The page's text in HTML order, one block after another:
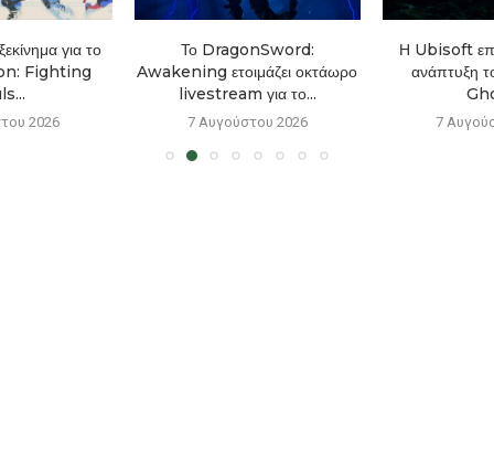
για το
Fighting
2026
Το DragonSword:
Awakening ετοιμάζει οκτάωρο
livestream για το...
7 Αυγούστου 2026
Η Ubisoft
ανάπτυξη
7